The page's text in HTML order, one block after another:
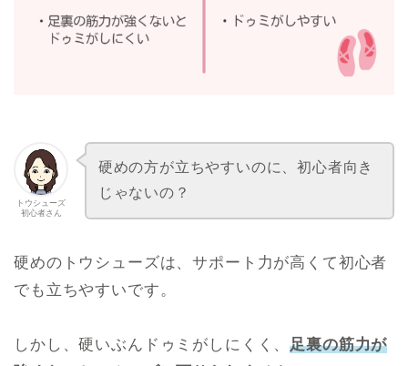
トウシューズ
初心者さん
硬めの方が立ちやすいのに、初心者向き
じゃないの？
硬めのトウシューズは、サポート力が高くて初心者
でも立ちやすいです。
しかし、硬いぶんドゥミがしにくく、足裏の筋力が